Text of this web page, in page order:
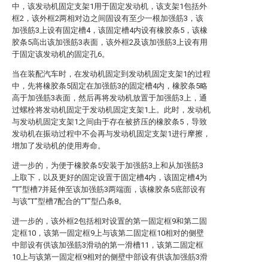
中，该发动机固定支架1用于固定发动机，该支架1包括外
框2，该外框2两相对边之间固设有至少一根加强筋3，该
加强筋3上设有固定槽4，该固定槽4内设有橡胶条5，该橡
胶条5高出该加强筋3表面，该外框2及该加强筋3上设有用
于固定该发动机的固定孔6。
当在装配汽车时，在发动机固定到发动机固定支架1的过程
中，先将橡胶条5固定在加强筋3的固定槽4内，橡胶条5略
高于加强筋3表面，然后再将发动机放置于加强筋3上，通
过螺栓将发动机固定于发动机固定支架1上。此时，发动机
与发动机固定支架1之间由于存在被挤压的橡胶条5，导致
发动机在振动过程中不会再与发动机固定支架1进行摩擦，
增加了发动机的使用寿命。
进一步的，为便于橡胶条5安装于加强筋3上和从加强筋3
上取下，以及更好的固定设置于固定槽4内，该固定槽4为
“T”型槽7并延伸至该加强筋3两端面，该橡胶条5底部设有
与该“T”型槽7配合的“T”型凸条8。
进一步的，该外框2包括相对设置的第一固定框9和第二固
定框10，该第一固定框9上与该第二固定框10相对的侧壁
中部设有供该加强筋3滑动的第一滑槽11，该第二固定框
10上与该第一固定框9相对的侧壁中部设有供该加强筋3滑